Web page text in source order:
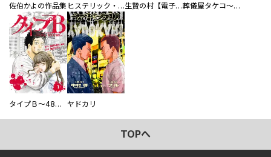
佐伯かよの作品集 ヒステリック・ハーレム～搾られる男と堕ちる女～【電子単行本版】 生贄の村【電子単行本版】 葬儀屋タケコ～あなたの最期、叶えます【電子単行本版】
タイプＢ～48時間後、致死率100％～【単話】 ヤドカリ
TOPへ